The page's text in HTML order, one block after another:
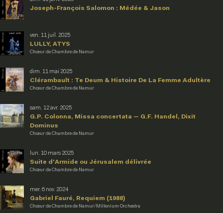
Joseph-François Salomon : Médée & Jason
LULLY, ATYS
ven. 11 juil. 2025
Chœur de Chambre de Namur
Clérambault : Te Deum & Histoire De La Femme Adultère
dim. 11 mai 2025
Chœur de Chambre de Namur
G.P. Colonna, Missa concertata — G.F. Handel, Dixit
Dominus
sam. 12 avr. 2025
Chœur de Chambre de Namur
Suite d'Armide ou Jérusalem délivrée
lun. 10 mars 2025
Chœur de Chambre de Namur
Gabriel Fauré, Requiem (1988)
mer. 6 nov. 2024
Chœur de Chambre de Namur/Millenium Orchestra